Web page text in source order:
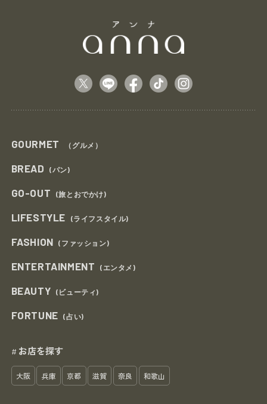
GOURMET （グルメ）
BREAD (パン)
GO-OUT (旅とおでかけ)
LIFESTYLE (ライフスタイル)
FASHION (ファッション)
ENTERTAINMENT (エンタメ)
BEAUTY (ビューティ)
FORTUNE (占い)
# お店を探す
大阪 兵庫 京都 滋賀 奈良 和歌山